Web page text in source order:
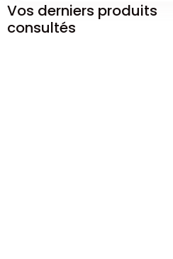
Vos derniers produits
consultés